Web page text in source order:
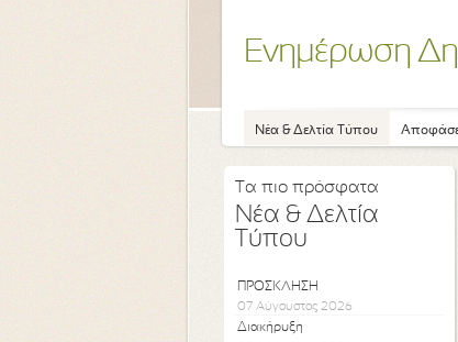
Ενημέρωση
Νέα & Δελτία Τύπου
Τα πιο πρόσφατα
Νέα & Δελτία
Τύπου
ΠΡΟΣΚΛΗΣΗ
07 Αύγουστος 2026
Διακήρυξη